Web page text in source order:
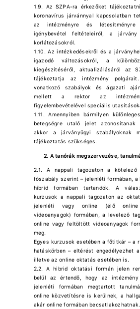
1.9. Az SZPA-ra érkezőket
koronavírus járvánnyal kapcsolatban
az intézményre és létesítményre
igénybevétel feltételeiről, a
korlátozásokról.
1.10. Az intézkedésekről és a
igazodó változásokról, a
kiegészítéséről, aktualizálásáról az
tájékoztatja az intézmény
vonatkozó szabályok és ágazati
mellett a rektor az
figyelembevételével speciális
1.11. Amennyiben bármilyen
betegségre utaló jelet azonosítanak
akkor a járványügyi szabályoknak
tájékoztatás szükséges.
2. A tanórák megszervezése,
2.1. A nappali tagozaton a
főszabály szerint – jelenléti formában, a
hibrid formában tartandók. A
kurzusok a nappali tagozaton az
jelenléti vagy online (élő
videoanyagok) formában, a levelező
online vagy feltöltött videoanyagok
meg.
Egyes kurzusok esetében a főtitkár – a
hatáskörben – eltérést engedélyezhet
illetve az online oktatás esetében is.
2.2. A hibrid oktatási formán jelen
belül az értendő, hogy az
jelenléti formában megtartott
online közvetítésre is kerülnek, a
akár online formában becsatlakozhatnak.